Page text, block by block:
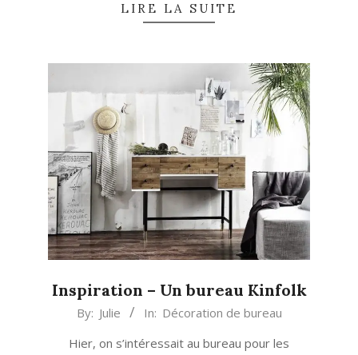
LIRE LA SUITE
Inspiration – Un bureau Kinfolk
2018-By: Julie In: Décoration de bureau
Hier, on s’intéressait au bureau pour les